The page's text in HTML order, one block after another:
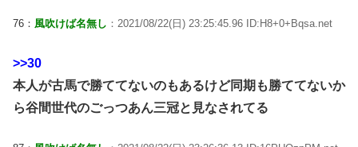
76： 風吹けば名無し ：2021/08/22(日) 23:25:45.96 ID:H8+0+Bqsa.net
>>30
本人が古馬で勝ててないのもあるけど同期も勝ててないか
ら谷間世代のごっつあん三冠と見なされてる